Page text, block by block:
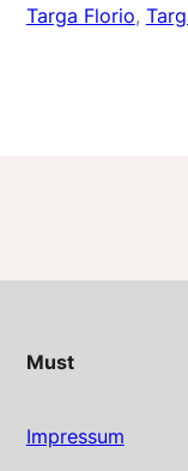
Targa Florio,
Must
Impressum